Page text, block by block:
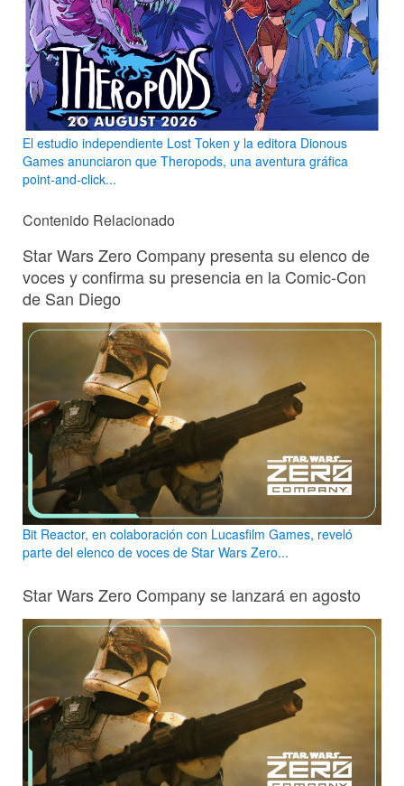
El estudio independiente Lost Token y la editora Dionous
Games anunciaron que Theropods, una aventura gráfica
point-and-click...
Contenido Relacionado
Star Wars Zero Company presenta su elenco de
voces y confirma su presencia en la Comic-Con
de San Diego
Bit Reactor, en colaboración con Lucasfilm Games, reveló
parte del elenco de voces de Star Wars Zero...
Star Wars Zero Company se lanzará en agosto